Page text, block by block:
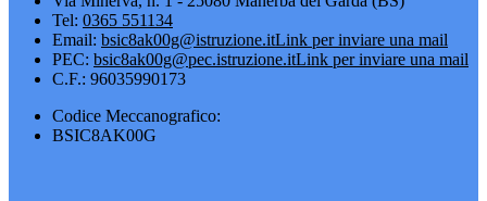
Tel: 0365 551134
Email: bsic8ak00g@istruzione.itLink per inviare una mail
PEC: bsic8ak00g@pec.istruzione.itLink per inviare una mail
C.F.: 96035990173
Codice Meccanografico:
BSIC8AK00G